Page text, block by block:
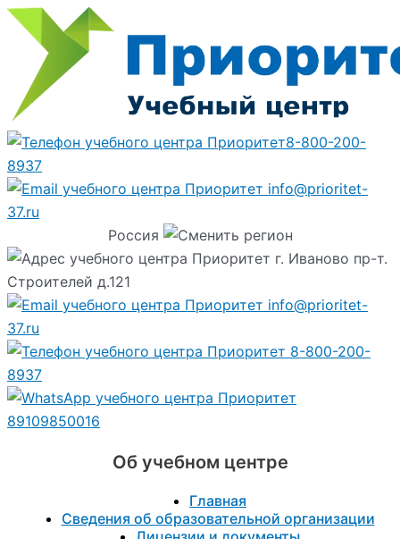
8-800-200-
8937
info@prioritet-
37.ru
Россия
г. Иваново пр-т.
Строителей д.121
info@prioritet-
37.ru
8-800-200-
8937
89109850016
Об учебном центре
Главная
Сведения об образовательной организации